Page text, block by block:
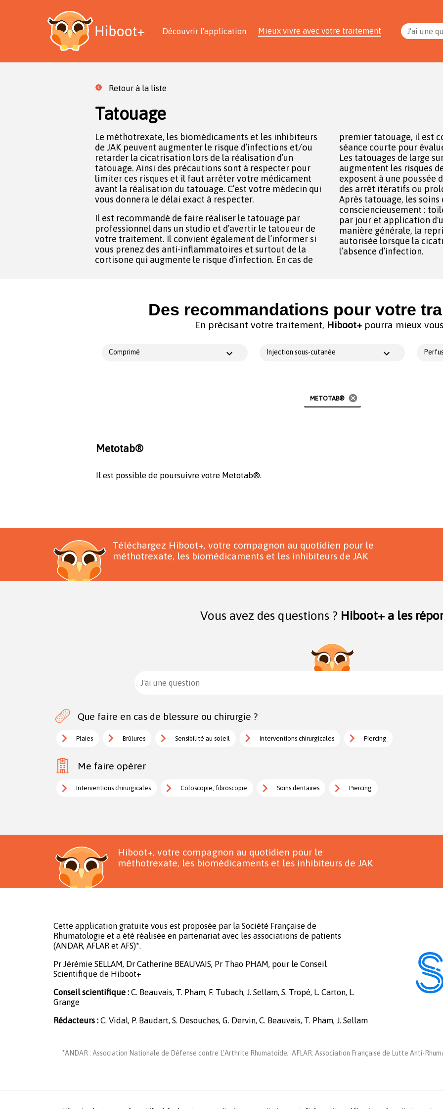
Découvrir l'application Mieux vivre avec votre traitement J'ai une
Retour à la liste
Tatouage
Le méthotrexate, les biomédicaments et les inhibiteurs
de JAK peuvent augmenter le risque d’infections et/ou
retarder la cicatrisation lors de la réalisation d’un
tatouage. Ainsi des précautions sont à respecter pour
limiter ces risques et il faut arrêter votre médicament
avant la réalisation du tatouage. C’est votre médecin qui
vous donnera le délai exact à respecter.
Il est recommandé de faire réaliser le tatouage par
professionnel dans un studio et d’avertir le tatoueur de
votre traitement. Il convient également de l’informer si
vous prenez des anti-inflammatoires et surtout de la
cortisone qui augmente le risque d’infection. En cas de
premier tatouage, il est
séance courte pour évaluer la cicatrisation du tatouage.
Les tatouages de large
augmentent les risques
exposent à une poussée
des arrêt itératifs ou
Après tatouage, les
consciencieusement : toilette à l'eau et au savon 2 fois
par jour et application
manière générale, la
autorisée lorsque la
l’absence d’infection.
Des recommandations pour votre
En précisant votre traitement, Hiboot+ pourra mieux
Comprimé Injection sous-cutanée
METOTAB® cancel
Metotab®
Il est possible de poursuivre votre Metotab®.
Téléchargez Hiboot+, votre compagnon au quotidien pour le
méthotrexate, les biomédicaments et les inhibiteurs de JAK
Vous avez des questions ? Hiboot+ a les
J'ai une question
Que faire en cas de blessure ou chirurgie ?
Plaies Brûlures Sensibilité au soleil Interventions chirurgicales Piercing
Me faire opérer
Interventions chirurgicales Coloscopie, fibroscopie Soins dentaires Piercing
Hiboot+, votre compagnon au quotidien pour le
méthotrexate, les biomédicaments et les inhibiteurs de JAK
Cette application gratuite vous est proposée par la Société Française de
Rhumatologie et a été réalisée en partenariat avec les associations de patients
(ANDAR, AFLAR et AFS)*.
Pr Jérémie SELLAM, Dr Catherine BEAUVAIS, Pr Thao PHAM, pour le Conseil
Scientifique de Hiboot+
Conseil scientifique : C. Beauvais, T. Pham, F. Tubach, J. Sellam, S. Tropé, L. Carton, L.
Grange
Rédacteurs : C. Vidal, P. Baudart, S. Desouches, G. Dervin, C. Beauvais, T. Pham, J. Sellam
*ANDAR : Association Nationale de Défense contre L'Arthrite Rhumatoide; AFLAR: Association Française de Lutte Anti-